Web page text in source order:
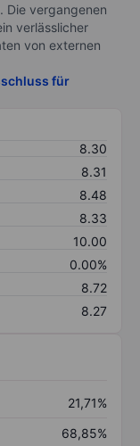
Die vergangenen
verlässlicher
von externen
für
8.30
8.31
8.48
8.33
10.00
0.00%
8.72
8.27
21,71%
68,85%